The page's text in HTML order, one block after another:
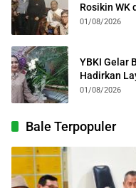
Rosikin WK
Kolosal
01/08/2026
YBKI Gelar
Hadirkan
Kebangsaan
01/08/2026
Bale Terpopuler